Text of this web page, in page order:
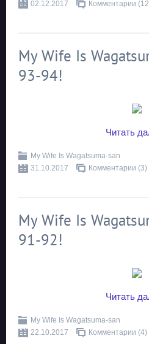
02.12.2017
Комментарии
My Wife Is
93-94!
Читать
My Wife Is Wagatsuma-san
31.10.2017
Комментарии (3)
My Wife Is
91-92!
Читать
My Wife Is Wagatsuma-san
22.10.2017
Комментарии (4)